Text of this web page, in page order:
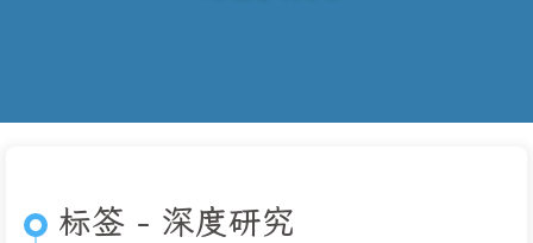
标签 - 深度研究